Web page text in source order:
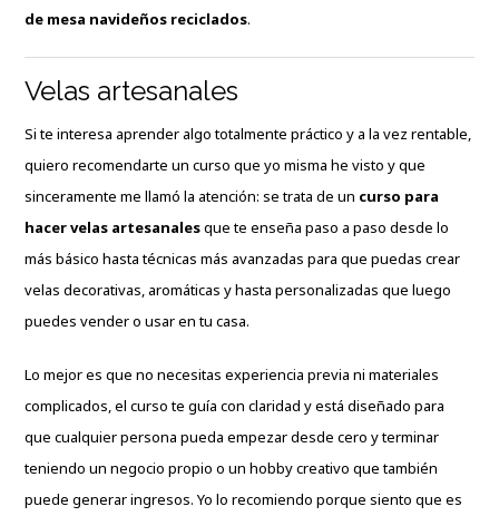
de mesa navideños reciclados.
Velas artesanales
Si te interesa aprender algo totalmente práctico y a la vez rentable,
quiero recomendarte un curso que yo misma he visto y que
sinceramente me llamó la atención: se trata de un curso para
hacer velas artesanalesque te enseña paso a paso desde lo
más básico hasta técnicas más avanzadas para que puedas crear
velas decorativas, aromáticas y hasta personalizadas que luego
puedes vender o usar en tu casa.
Lo mejor es que no necesitas experiencia previa ni materiales
complicados, el curso te guía con claridad y está diseñado para
que cualquier persona pueda empezar desde cero y terminar
teniendo un negocio propio o un hobby creativo que también
puede generar ingresos. Yo lo recomiendo porque siento que es